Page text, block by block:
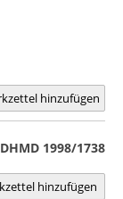
hinzufügen
DHMD 1998/1738
hinzufügen